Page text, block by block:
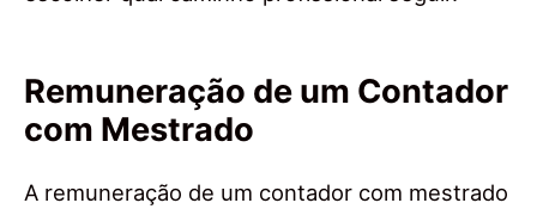
Remuneração de um Contador
com Mestrado
A remuneração de um contador com mestrado